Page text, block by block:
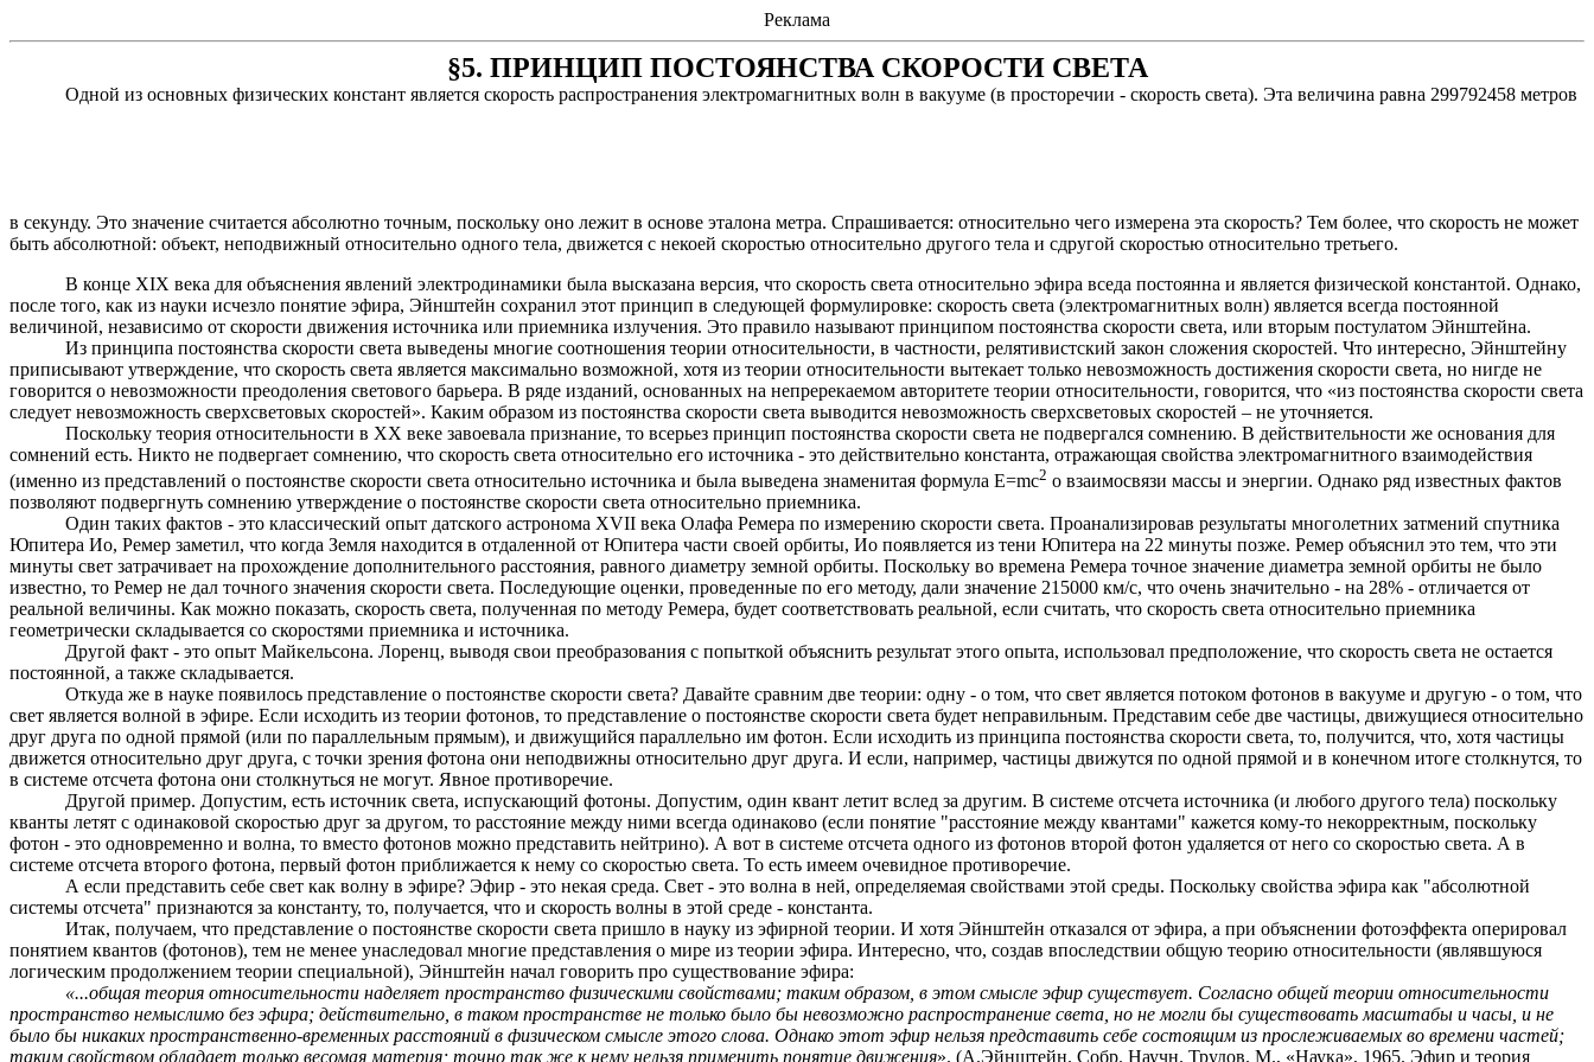
Реклама
§5. ПРИНЦИП ПОСТОЯНСТВА СКОРОСТИ СВЕТА
Одной из основных физических констант является скорость распространения электромагнитных волн в вакууме (в просторечии - скорость света). Эта величина равна 299792458 метров
в секунду. Это значение считается абсолютно точным, поскольку оно лежит в основе эталона метра. Спрашивается: относительно чего измерена эта скорость? Тем более, что скорость не может
быть абсолютной: объект, неподвижный относительно одного тела, движется с некоей скоростью относительно другого тела и сдругой скоростью относительно третьего.
В конце XIX века для объяснения явлений электродинамики была высказана версия, что скорость света относительно эфиравседа постоянна и является физической константой. Однако,
после того, как из науки исчезло понятие эфира, Эйнштейн сохранил этот принцип в следующей формулировке: скорость света (электромагнитных волн) является всегда постоянной
величиной, независимо от скорости движения источника или приемника излучения. Это правило называют принципом постоянства скорости света, или вторым постулатом Эйнштейна.
Из принципа постоянства скорости света выведены многие соотношения теории относительности, в частности, релятивистский закон сложения скоростей. Что интересно, Эйнштейну
приписывают утверждение, что скорость света является максимально возможной, хотя из теории относительности вытекает только невозможность достижения скорости света, но нигде не
говорится о невозможности преодоления светового барьера. В ряде изданий, основанных на непререкаемом авторитете теории относительности, говорится, что «из постоянства скорости света
следует невозможность сверхсветовых скоростей». Каким образом из постоянства скорости света выводится невозможность сверхсветовых скоростей – не уточняется.
Поскольку теория относительности в ХХ веке завоевала признание, то всерьез принцип постоянства скорости света не подвергался сомнению. В действительности же основания для
сомнений есть. Никто не подвергает сомнению, что скорость света относительно его источника - это действительно константа, отражающая свойства электромагнитного взаимодействия
(именно из представлений о постоянстве скорости света относительно источника и была выведена знаменитая формула E=mc2 о взаимосвязи массы и энергии. Однако ряд известных фактов
позволяют подвергнуть сомнению утверждение о постоянстве скорости света относительно приемника.
Один таких фактов - это классический опыт датского астронома XVII векаОлафа Ремера по измерению скорости света. Проанализировав результаты многолетних затмений спутника
Юпитера Ио, Ремер заметил, что когда Земля находится в отдаленной от Юпитера части своей орбиты, Ио появляется из тени Юпитера на 22 минуты позже. Ремер объяснил это тем, что эти
минуты свет затрачивает на прохождение дополнительного расстояния, равного диаметру земной орбиты. Поскольку во времена Ремера точное значение диаметра земной орбиты не было
известно, то Ремер не дал точного значения скорости света. Последующие оценки, проведенные по его методу, дали значение 215000 км/с, что очень значительно - на 28% - отличается от
реальной величины. Как можно показать, скорость света, полученная по методу Ремера, будет соответствовать реальной, если считать, что скорость света относительно приемника
геометрически складывается со скоростями приемника и источника.
Другой факт - это опыт Майкельсона. Лоренц, выводя свои преобразования с попыткой объяснить результат этого опыта, использовал предположение, что скорость света не остается
постоянной, а также складывается.
Откуда же в науке появилось представление о постоянстве скорости света? Давайте сравним две теории: одну - о том, что свет является потоком фотонов в вакууме и другую - о том, что
свет является волной в эфире. Если исходить из теории фотонов, то представление о постоянстве скорости света будет неправильным. Представим себе две частицы, движущиеся относительно
друг друга по одной прямой (или по параллельным прямым), и движущийся параллельно им фотон. Если исходить из принципа постоянства скорости света, то, получится, что, хотя частицы
движется относительно друг друга, с точки зрения фотона они неподвижны относительно друг друга. И если, например, частицы движутся по одной прямой и в конечном итоге столкнутся, то
в системе отсчета фотона они столкнуться не могут. Явное противоречие.
Другой пример. Допустим, есть источник света, испускающий фотоны. Допустим, один квант летит вслед за другим. В системе отсчета источника (и любого другого тела) поскольку
кванты летят с одинаковой скоростью друг за другом, то расстояние между ними всегда одинаково (если понятие "расстояние между квантами" кажется кому-то некорректным, поскольку
фотон - это одновременно и волна, то вместо фотонов можно представить нейтрино). А вот в системе отсчета одного из фотонов второй фотон удаляется от него со скоростью света. А в
системе отсчета второго фотона, первый фотон приближается к нему со скоростью света. То есть имеем очевидное противоречие.
А если представить себе свет как волну в эфире? Эфир - это некая среда. Свет - это волна в ней, определяемая свойствами этой среды. Поскольку свойства эфира как "абсолютной
системы отсчета" признаются за константу, то, получается, что и скорость волны в этой среде - константа.
Итак, получаем, что представление о постоянстве скорости света пришло в науку из эфирной теории. И хотя Эйнштейн отказался от эфира, а при объяснении фотоэффекта оперировал
понятием квантов (фотонов), тем не менее унаследовал многие представления о мире из теории эфира. Интересно, что, создав впоследствии общую теорию относительности (являвшуюся
логическим продолжением теории специальной), Эйнштейн начал говорить про существование эфира:
«...общая теория относительности наделяет пространство физическими свойствами; таким образом, в этом смысле эфир существует. Согласно общей теории относительности
пространство немыслимо без эфира; действительно, в таком пространстве не только было бы невозможно распространение света, но не могли бы существовать масштабы и часы, и не
было бы никаких пространственно-временных расстояний в физическом смысле этого слова. Однако этот эфир нельзя представить себе состоящим из прослеживаемых во времени частей;
таким свойством обладает только весомая материя; точно так же к нему нельзя применить понятие движения». (А.Эйнштейн. Собр. Научн. Трудов. М., «Наука», 1965. Эфир и теория